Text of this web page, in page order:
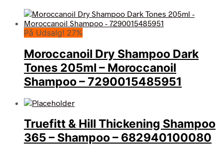
På Udsalg! 27%
Moroccanoil Dry Shampoo Dark
Tones 205ml – Moroccanoil
Shampoo – 7290015485951
Truefitt & Hill Thickening Shampoo
365 – Shampoo – 682940100080